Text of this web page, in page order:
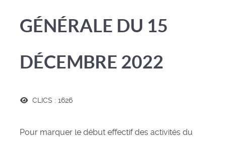
GÉNÉRALE DU 15
DÉCEMBRE 2022
CLICS : 1626
Pour marquer le début effectif des activités du